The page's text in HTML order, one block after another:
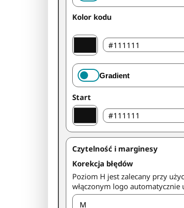
Kolor kodu
Gradient
Start
Czytelność i marginesy
Korekcja błędów
Poziom H jest zalecany przy
włączonym logo automatycznie